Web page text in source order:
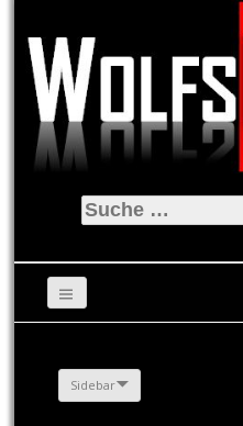
Suche
nach:
Sidebar